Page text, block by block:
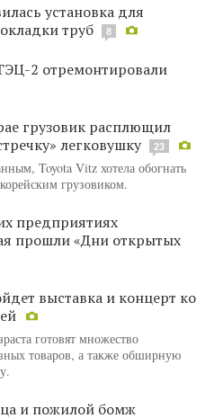
установка для
труб
8
2 отремонтировали
грузовик расплющил
легковушку
23
Toyota Vitz хотела обогнать
грузовиком.
предприятиях
прошли «Дни открытых
выставка и концерт ко
готовят множество
товаров, а также обширную
и пожилой бомж